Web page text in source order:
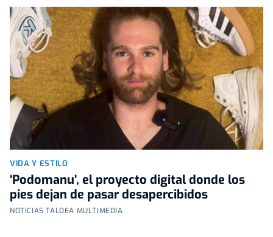
VIDA Y ESTILO
‘Podomanu’, el proyecto digital donde los
pies dejan de pasar desapercibidos
NOTICIAS TALDEA MULTIMEDIA